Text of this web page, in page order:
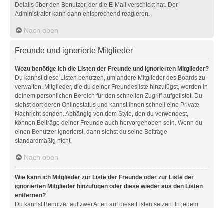
Details über den Benutzer, der die E-Mail verschickt hat. Der
Administrator kann dann entsprechend reagieren.
Nach oben
Freunde und ignorierte Mitglieder
Wozu benötige ich die Listen der Freunde und ignorierten Mitglieder?
Du kannst diese Listen benutzen, um andere Mitglieder des Boards zu
verwalten. Mitglieder, die du deiner Freundesliste hinzufügst, werden in
deinem persönlichen Bereich für den schnellen Zugriff aufgelistet. Du
siehst dort deren Onlinestatus und kannst ihnen schnell eine Private
Nachricht senden. Abhängig von dem Style, den du verwendest,
können Beiträge deiner Freunde auch hervorgehoben sein. Wenn du
einen Benutzer ignorierst, dann siehst du seine Beiträge
standardmäßig nicht.
Nach oben
Wie kann ich Mitglieder zur Liste der Freunde oder zur Liste der
ignorierten Mitglieder hinzufügen oder diese wieder aus den Listen
entfernen?
Du kannst Benutzer auf zwei Arten auf diese Listen setzen: In jedem